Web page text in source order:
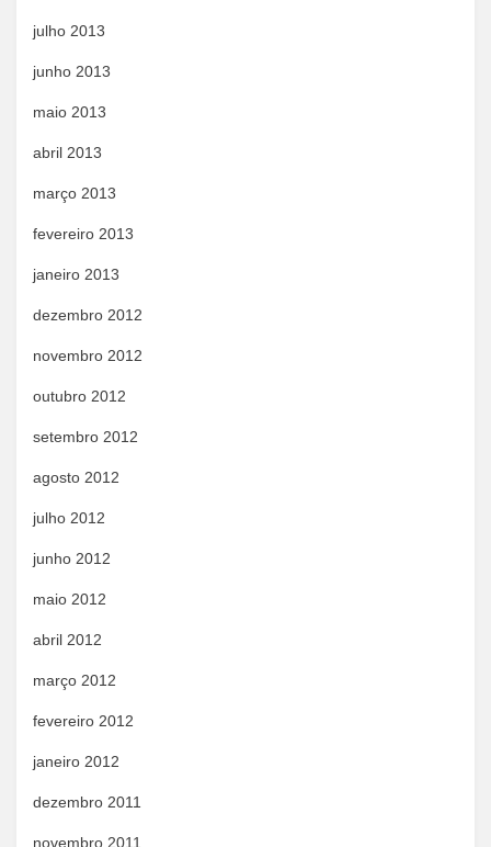
julho 2013
junho 2013
maio 2013
abril 2013
março 2013
fevereiro 2013
janeiro 2013
dezembro 2012
novembro 2012
outubro 2012
setembro 2012
agosto 2012
julho 2012
junho 2012
maio 2012
abril 2012
março 2012
fevereiro 2012
janeiro 2012
dezembro 2011
novembro 2011